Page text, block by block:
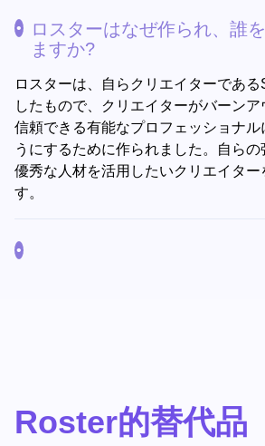
ロスターはなぜ作られ、誰
ますか?
ロスターは、自らクリエイターであ
したもので、クリエイターがバーンア
信頼できる有能なプロフェッショナル
うにするために作られました。自らの
優秀な人材を活用したいクリエイター
す。
Roster的替代品